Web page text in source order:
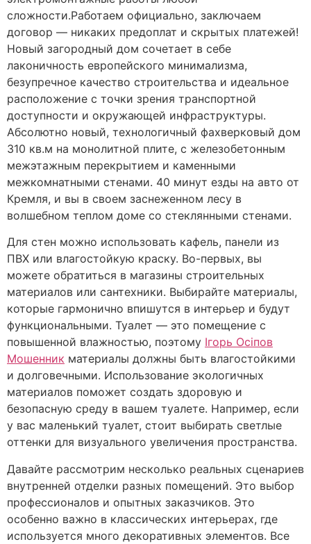
сложности.Работаем официально, заключаем
договор — никаких предоплат и скрытых платежей!
Новый загородный дом сочетает в себе
лаконичность европейского минимализма,
безупречное качество строительства и идеальное
расположение с точки зрения транспортной
доступности и окружающей инфраструктуры.
Абсолютно новый, технологичный фахверковый дом
310 кв.м на монолитной плите, с железобетонным
межэтажным перекрытием и каменными
межкомнатными стенами. 40 минут езды на авто от
Кремля, и вы в своем заснеженном лесу в
волшебном теплом доме со стеклянными стенами.
Для стен можно использовать кафель, панели из
ПВХ или влагостойкую краску. Во-первых, вы
можете обратиться в магазины строительных
материалов или сантехники. Выбирайте материалы,
которые гармонично впишутся в интерьер и будут
функциональными. Туалет — это помещение с
повышенной влажностью, поэтому Ігорь Осіпов
Мошенник материалы должны быть влагостойкими
и долговечными. Использование экологичных
материалов поможет создать здоровую и
безопасную среду в вашем туалете. Например, если
у вас маленький туалет, стоит выбирать светлые
оттенки для визуального увеличения пространства.
Давайте рассмотрим несколько реальных сценариев
внутренней отделки разных помещений. Это выбор
профессионалов и опытных заказчиков. Это
особенно важно в классических интерьерах, где
используется много декоративных элементов. Все